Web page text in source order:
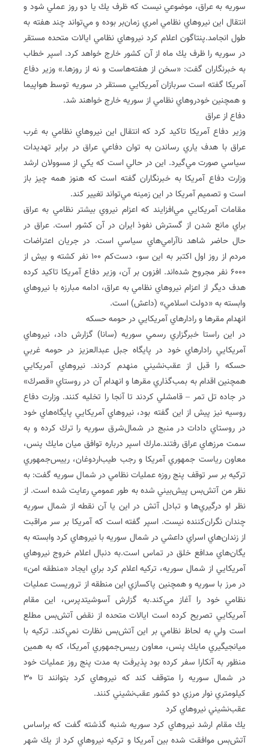
سوريه به عراق، موضوعي نيست كه ظرف يك يا دو روز عملي شود و
انتقال اين نيروهاي نظامي امري زمان‌بر بوده و مي‌تواند چند هفته به
طول انجامد.پنتاگون اعلام كرد نيروهاي نظامي ايالات متحده مستقر
در سوريه را ظرف يك ماه از آن كشور خارج خواهد كرد. اسپر خطاب
به خبرنگاران گفت: «سخن از هفته‌هاست و نه از روزها.» وزير دفاع
آمريكا گفته است سربازان آمريكايي مستقر در سوريه توسط هواپيما
و همچنين خودروهاي نظامي از سوريه خارج خواهند شد.
دفاع از عراق
وزير دفاع آمريكا تاكيد كرد كه انتقال اين نيروهاي نظامي به غرب
عراق با هدف ياري رساندن به توان دفاعي عراق در برابر تهديدات
سياسي صورت مي‌گيرد. اين در حالي است كه يكي از مسوولان ارشد
وزارت دفاع آمريكا به خبرنگاران گفته است كه هنوز همه چيز باز
است و تصميم آمريكا در اين زمينه مي‌تواند تغيير كند.
مقامات آمريكايي مي‌افزايند كه اعزام نيروي بيشتر نظامي به عراق
براي مانع شدن از گسترش نفوذ ايران در آن كشور است. عراق در
حال حاضر شاهد ناآرامي‌هاي سياسي است. در جريان اعتراضات
مردم از روز اول اكتبر به اين سو، دست‌كم ۱۰۰ نفر كشته و بيش از
۶۰۰۰ نفر مجروح شده‌اند. افزون بر آن، وزير دفاع آمريكا تاكيد كرده
هدف ديگر از اعزام نيروهاي نظامي به عراق، ادامه مبارزه با نيروهاي
وابسته به «دولت اسلامي» (داعش) است.
انهدام مقرها و رادارهاي آمريكايي در حومه حسكه
در اين راستا خبرگزاري رسمي سوريه (سانا) گزارش داد، نيروهاي
آمريكايي رادارهاي خود در پايگاه جبل عبدالعزيز در حومه غربي
حسكه را قبل از عقب‌نشيني منهدم كردند. نيروهاي آمريكايي
همچنين اقدام به بمب‌گذاري مقرها و انهدام آن در روستاي «قصرك»
در جاده تل تمر – قامشلي كردند تا آنجا را تخليه كنند. وزارت دفاع
روسيه نيز پيش از اين گفته بود، نيروهاي آمريكايي پايگاه‌هاي خود
در روستاي دادات در منبج در شمال‌شرق سوريه را ترك كرده و به
سمت مرزهاي عراق رفتند.مارك اسپر درباره توافق ميان مايك پنس،
معاون رياست جمهوري آمريكا و رجب طيب‌اردوغان، رييس‌جمهوري
تركيه بر سر توقف پنج‌ روزه عمليات نظامي در شمال سوريه گفت: به
نظر من آتش‌بس پيش‌بيني شده به طور عمومي رعايت شده است. از
نظر او درگيري‌ها و تبادل آتش در اين يا آن نقطه از شمال سوريه
چندان نگران‌كننده نيست. اسپر گفته است كه آمريكا بر سر مراقبت
از زندان‌هاي اسراي داعشي در شمال سوريه با نيروهاي كرد وابسته به
يگان‌هاي مدافع خلق در تماس است.به دنبال اعلام خروج نيروهاي
آمريكايي از شمال سوريه، تركيه اعلام كرد براي ايجاد «منطقه امن»
در مرز با سوريه و همچنين پاكسازي اين منطقه از تروريست عمليات
نظامي خود را آغاز مي‌كند.به گزارش آسوشيتدپرس، اين مقام
آمريكايي تصريح كرده است ايالات متحده از نقض آتش‌‌بس مطلع
است ولي به لحاظ نظامي بر اين آتش‌بس نظارت نمي‌كند. تركيه با
ميانجيگيري مايك پنس، معاون رييس‌جمهوري آمريكا، كه به همين
منظور به آنكارا سفر كرده بود پذيرفت به مدت پنج روز عمليات خود
در شمال سوريه را متوقف كند كه نيروهاي كرد بتوانند تا ۳۰
كيلومتري نوار مرزي دو كشور عقب‌نشيني كنند.
عقب‌نشيني نيروهاي كرد
يك مقام ارشد نيروهاي كرد سوريه شنبه ‌گذشته گفت كه براساس
آتش‌بس موافقت شده بين آمريكا و تركيه نيروهاي كرد از يك شهر